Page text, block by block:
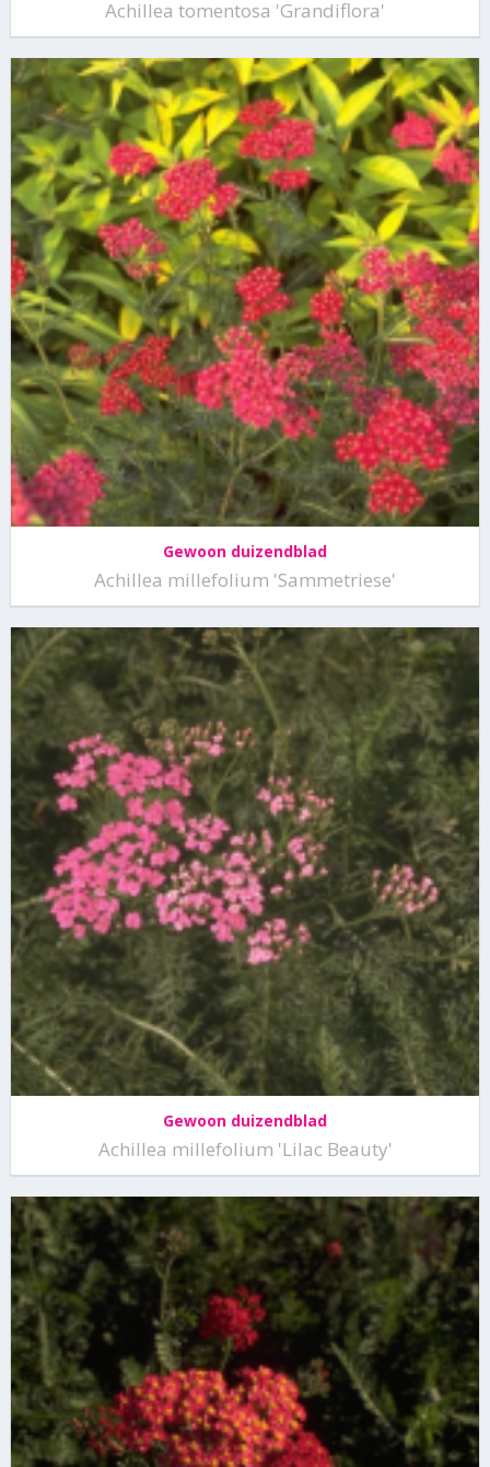
Achillea tomentosa 'Grandiflora'
Gewoon duizendblad
Achillea millefolium 'Sammetriese'
Gewoon duizendblad
Achillea millefolium 'Lilac Beauty'